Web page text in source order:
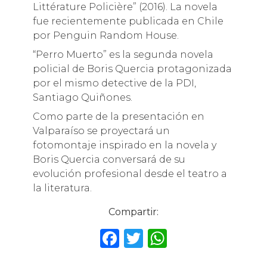
Littérature Policière” (2016). La novela
fue recientemente publicada en Chile
por Penguin Random House.
“Perro Muerto” es la segunda novela
policial de Boris Quercia protagonizada
por el mismo detective de la PDI,
Santiago Quiñones.
Como parte de la presentación en
Valparaíso se proyectará un
fotomontaje inspirado en la novela y
Boris Quercia conversará de su
evolución profesional desde el teatro a
la literatura.
Compartir:
F T W